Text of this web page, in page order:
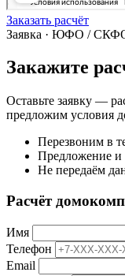
Заказать расчёт
Заявка · ЮФО /
Закажите
Оставьте заявку —
предложим условия
Перезвоним в
Предложение и
Не передаём
Расчёт
Имя
Телефон
Email